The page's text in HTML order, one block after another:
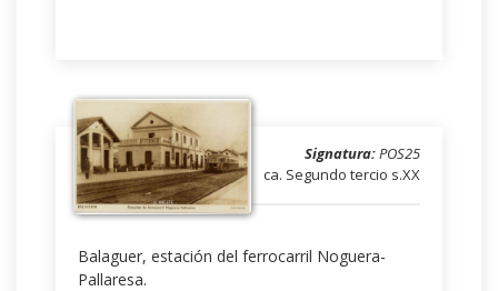
Signatura:POS25
ca. Segundo tercio s.XX
Balaguer, estación del ferrocarril Noguera-
Pallaresa.